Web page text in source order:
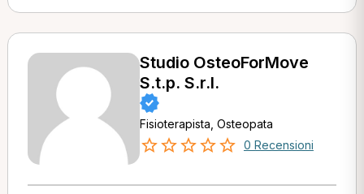
Studio OsteoForMove
S.t.p. S.r.l.
Fisioterapista, Osteopata
0 Recensioni